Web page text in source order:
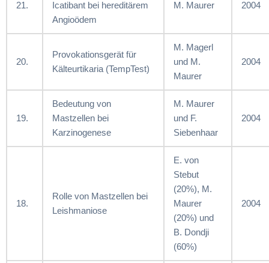
21.
Icatibant bei hereditärem
Angioödem
M. Maurer 2004
20.
Provokationsgerät für
Kälteurtikaria (TempTest)
M. Magerl
und M.
Maurer
2004
19.
Bedeutung von
Mastzellen bei
Karzinogenese
M. Maurer
und F.
Siebenhaar
2004
18.
Rolle von Mastzellen bei
Leishmaniose
E. von
Stebut
(20%), M.
Maurer
(20%) und
B. Dondji
(60%)
2004